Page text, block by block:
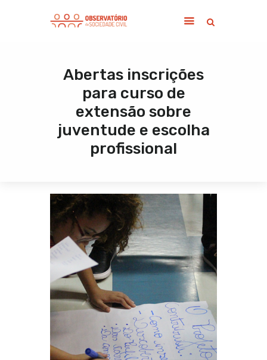
Abertas inscrições
para curso de
extensão sobre
juventude e escolha
profissional
Home
Notícias
Publicações
Contato